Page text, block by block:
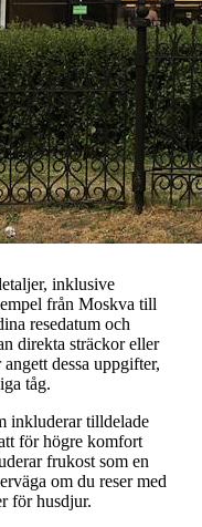
inklusive
från Moskva till
resedatum och
direkta sträckor eller
dessa uppgifter,
tåg.
inkluderar tilldelade
för högre komfort
frukost som en
om du reser med
för husdjur.